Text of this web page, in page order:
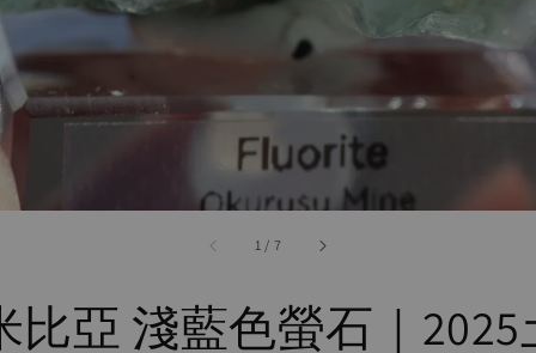
1 / accessibility.of
7
比亞 淺藍色螢石｜2025